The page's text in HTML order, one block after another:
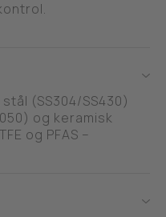
kontrol.
(SS304/SS430)
og keramisk
og PFAS –